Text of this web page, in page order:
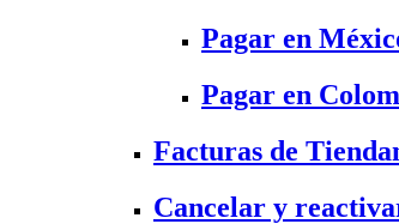
Pagar en
Pagar en
Facturas de
Cancelar y